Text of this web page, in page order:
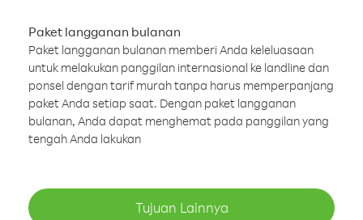
Paket langganan bulanan
Paket langganan bulanan memberi Anda keleluasaan
untuk melakukan panggilan internasional ke landline dan
ponsel dengan tarif murah tanpa harus memperpanjang
paket Anda setiap saat. Dengan paket langganan
bulanan, Anda dapat menghemat pada panggilan yang
tengah Anda lakukan
Tujuan Lainnya